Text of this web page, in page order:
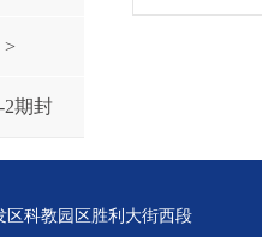
>
2期封
区科教园区胜利大街西段